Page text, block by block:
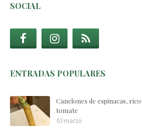
SOCIAL
ENTRADAS POPULARES
Canelones de espinacas,
tomate
03 marzo